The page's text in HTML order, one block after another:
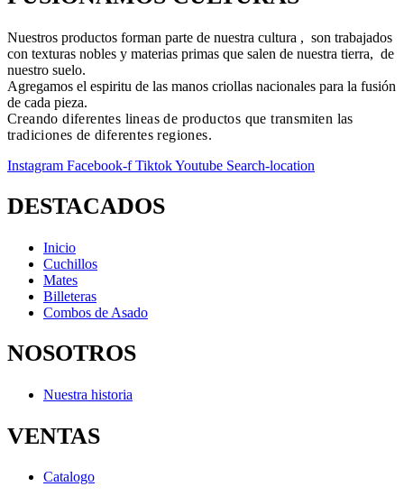
Nuestros productos forman parte de nuestra cultura , son trabajados
con texturas nobles y materias primas que salen de nuestra tierra, de
nuestro suelo.
Agregamos el espiritu de las manos criollas nacionales para la fusión
de cada pieza.
Creando diferentes lineas de productos que transmiten las
tradiciones de diferentes regiones.
Instagram Facebook-f TiktokYoutube Search-location
DESTACADOS
Inicio
Cuchillos
Mates
Billeteras
Combos de Asado
NOSOTROS
Nuestra historia
VENTAS
Catalogo